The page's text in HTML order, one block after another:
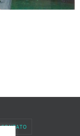
CONTATO